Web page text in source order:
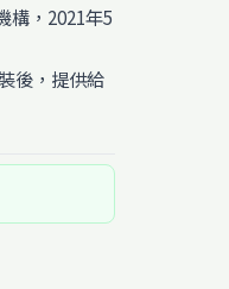
構，2021年5
後，提供給